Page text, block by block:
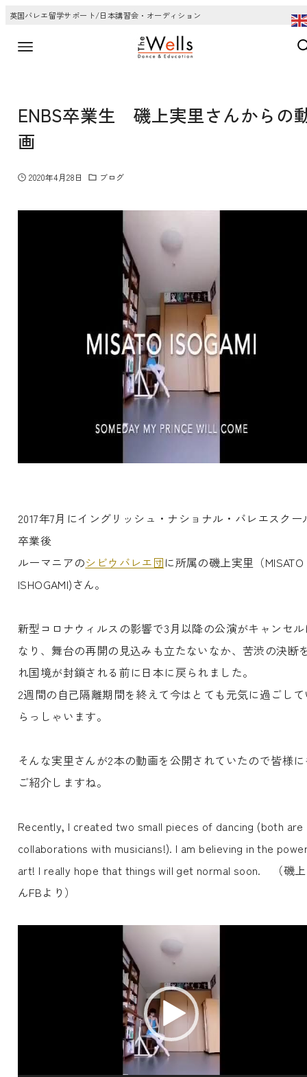
英国バレエ留学サポート/日本講習会・オーディション
ENBS卒業生 磯上実里さんからの
画
2020年4月28日 ブログ
2017年7月にイングリッシュ・ナショナル・バレエスクー
卒業後
ルーマニアのシビウバレエ団に所属の磯上実里（
ISHOGAMI)さん。
新型コロナウィルスの影響で3月以降の公演がキャンセ
なり、舞台の再開の見込みも立たないなか、苦渋の決断
れ国境が封鎖される前に日本に戻られました。
2週間の自己隔離期間を終えて今はとても元気に過ごし
らっしゃいます。
そんな実里さんが2本の動画を公開されていたので皆様
ご紹介しますね。
Recently, I created two small pieces of dancing (both are
collaborations with musicians!). I am believing in the
art! I really hope that things will get normal soon. （磯
んFBより）